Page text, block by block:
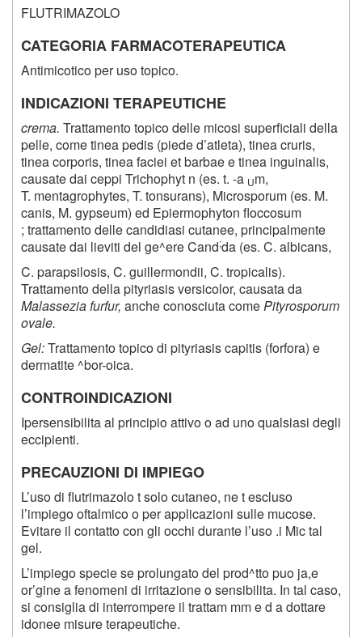
FLUTRIMAZOLO
CATEGORIA FARMACOTERAPEUTICA
Antimicotico per uso topico.
INDICAZIONI TERAPEUTICHE
crema. Trattamento topico delle micosi superficiali della
pelle, come tinea pedis (piede d’atleta), tinea cruris,
tinea corporis, tinea faciei et barbae e tinea inguinalis,
causate dai ceppi Trichophyt n (es. t. -a Um,
T. mentagrophytes, T. tonsurans), Microsporum (es. M.
canis, M. gypseum) ed Epiermophyton floccosum
; trattamento delle candidiasi cutanee, principalmente
causate dai lieviti del ge^ere Cand;da (es. C. albicans,
C. parapsilosis, C. guillermondii, C. tropicalis).
Trattamento della pityriasis versicolor, causata da
Malassezia furfur, anche conosciuta comePityrosporum
ovale.
Gel:Trattamento topico di pityriasis capitis (forfora) e
dermatite ^bor-oica.
CONTROINDICAZIONI
Ipersensibilita al principio attivo o ad uno qualsiasi degli
eccipienti.
PRECAUZIONI DI IMPIEGO
L’uso di flutrimazolo t solo cutaneo, ne t escluso
l’impiego oftalmico o per applicazioni sulle mucose.
Evitare il contatto con gli occhi durante l’uso .i Mic tal
gel.
L’impiego specie se prolungato del prod^tto puo ja,e
or’gine a fenomeni di irritazione o sensibilita. In tal caso,
si consiglia di interrompere il trattam mm e d a dottare
idonee misure terapeutiche.